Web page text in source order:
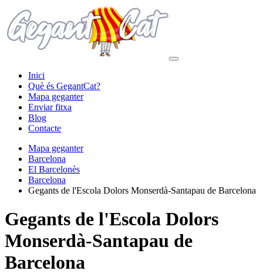
Inici
Què és GegantCat?
Mapa geganter
Enviar fitxa
Blog
Contacte
Mapa geganter
Barcelona
El Barcelonès
Barcelona
Gegants de l'Escola Dolors Monserdà-Santapau de Barcelona
Gegants de l'Escola Dolors
Monserdà-Santapau de
Barcelona